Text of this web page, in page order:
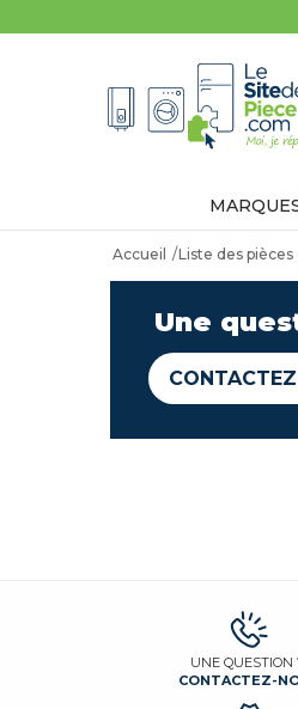
Accueil Liste des
Une
UNE QUESTION
CONTACTEZ-